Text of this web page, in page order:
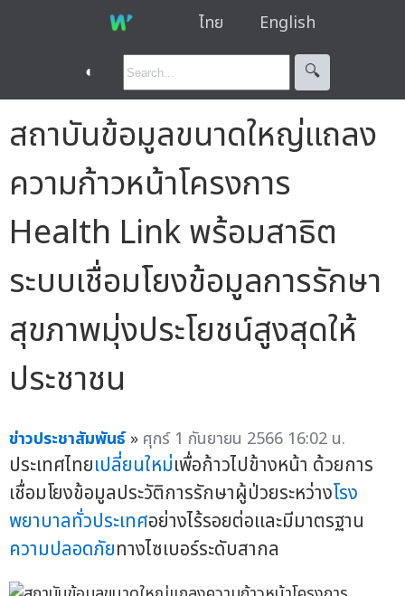
ไทย English
◐ 🔍︎
สถาบันข้อมูลขนาดใหญ่แถลง
ความก้าวหน้าโครงการ
Health Link พร้อมสาธิต
ระบบเชื่อมโยงข้อมูลการรักษา
สุขภาพมุ่งประโยชน์สูงสุดให้
ประชาชน
ข่าวประชาสัมพันธ์ » ศุกร์ 1 กันยายน 2566 16:02 น.
ประเทศไทยเปลี่ยนใหม่เพื่อก้าวไปข้างหน้า ด้วยการ
เชื่อมโยงข้อมูลประวัติการรักษาผู้ป่วยระหว่างโรง
พยาบาลทั่วประเทศอย่างไร้รอยต่อและมีมาตรฐาน
ความปลอดภัยทางไซเบอร์ระดับสากล